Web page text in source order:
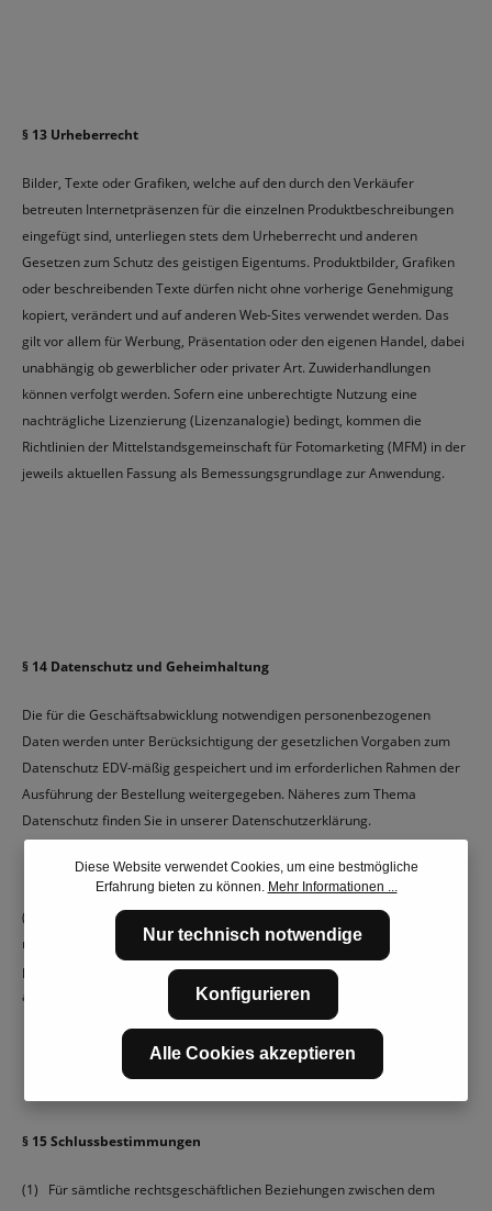
§ 13 Urheberrecht
Bilder, Texte oder Grafiken, welche auf den durch den Verkäufer
betreuten Internetpräsenzen für die einzelnen Produktbeschreibungen
eingefügt sind, unterliegen stets dem Urheberrecht und anderen
Gesetzen zum Schutz des geistigen Eigentums. Produktbilder, Grafiken
oder beschreibenden Texte dürfen nicht ohne vorherige Genehmigung
kopiert, verändert und auf anderen Web-Sites verwendet werden. Das
gilt vor allem für Werbung, Präsentation oder den eigenen Handel, dabei
unabhängig ob gewerblicher oder privater Art. Zuwiderhandlungen
können verfolgt werden. Sofern eine unberechtigte Nutzung eine
nachträgliche Lizenzierung (Lizenzanalogie) bedingt, kommen die
Richtlinien der Mittelstandsgemeinschaft für Fotomarketing (MFM) in der
jeweils aktuellen Fassung als Bemessungsgrundlage zur Anwendung.
§ 14 Datenschutz und Geheimhaltung
Die für die Geschäftsabwicklung notwendigen personenbezogenen
Daten werden unter Berücksichtigung der gesetzlichen Vorgaben zum
Datenschutz EDV-mäßig gespeichert und im erforderlichen Rahmen der
Ausführung der Bestellung weitergegeben. Näheres zum Thema
Datenschutz finden Sie in unserer Datenschutzerklärung.
(2) Wir speichern Ihre Bestelldaten und senden Ihnen diese zusammen
mit unseren AGB per E-Mail zu. Ihre Bestelldaten können Sie in Ihrem
persönlichen Kundenkonto einsehen, soweit Sie ein solches Kundenkonto
anlegen möchten.
§ 15 Schlussbestimmungen
(1) Für sämtliche rechtsgeschäftlichen Beziehungen zwischen dem
Diese Website verwendet Cookies, um eine bestmögliche
Erfahrung bieten zu können. Mehr Informationen ...
Nur technisch notwendige
Konfigurieren
Alle Cookies akzeptieren